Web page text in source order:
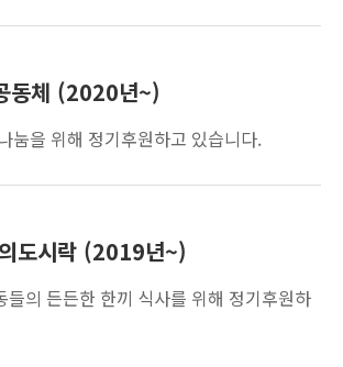
동체 (2020년~)
눔을 위해 정기후원하고 있습니다.
도시락 (2019년~)
들의 든든한 한끼 식사를 위해 정기후원하